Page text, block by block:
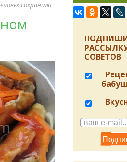
сохранили
СОВЕТОВ